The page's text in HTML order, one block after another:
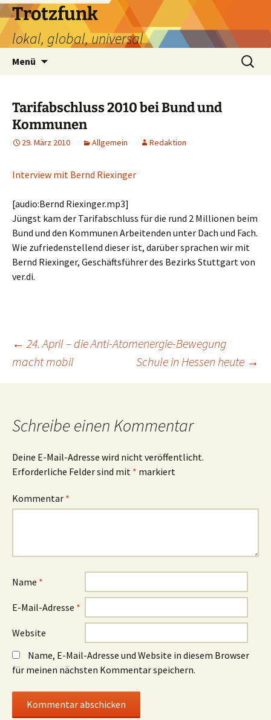
Zum
Inhalt
springen
Trotzfunk
lokal, global, universal
Menü
Suchen
nach:
Tarifabschluss 2010 bei Bund und
Kommunen
29. März 2010 Allgemein Redaktion
Interview mit Bernd Riexinger
[audio:Bernd Riexinger.mp3]
Jüngst kam der Tarifabschluss für die rund 2 Millionen beim
Bund und den Kommunen Arbeitenden unter Dach und Fach.
Wie zufriedenstellend dieser ist, darüber sprachen wir mit
Bernd Riexinger, Geschäftsführer des Bezirks Stuttgart von
ver.di.
Beitragsnavigation
← 24. April – die Anti-Atomenergie-Bewegung
macht mobil
Schule in Hessen heute →
Schreibe einen Kommentar
Deine E-Mail-Adresse wird nicht veröffentlicht.
Erforderliche Felder sind mit * markiert
Kommentar *
Name *
E-Mail-Adresse *
Website
Name, E-Mail-Adresse und Website in diesem Browser
für meinen nächsten Kommentar speichern.